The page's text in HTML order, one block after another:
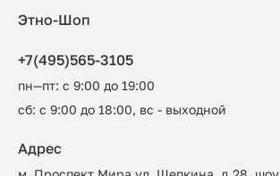
Этно-Шоп
+7(495)565-3105
пн—пт: с 9:00 до 19:00
сб: с 9:00 до 18:00, вс - выходной
Адрес